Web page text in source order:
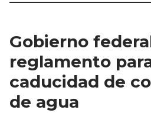
Gobierno
reglamento
caducidad de
de agua